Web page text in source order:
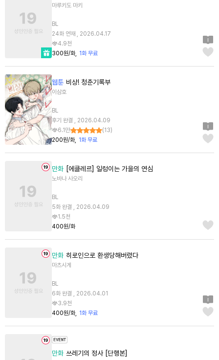
마루키도 마키
BL
24화 연재 , 2026.04.17
4.9천
300원/화
1화 무료
웹툰 비상! 청춘기록부
이삼호
BL
후기 완결 , 2026.04.09
6.1만
(13)
200원/화
1화 무료
만화 [에클레르] 일렁이는 가을의 연심
노바나 사오리
BL
5화 완결 , 2026.04.09
1.5천
400원/화
만화 히로인으로 환생당해버렸다
마츠시게
BL
6화 완결 , 2026.04.01
3.9천
400원/화
1화 무료
만화 쓰레기의 정사 [단행본]